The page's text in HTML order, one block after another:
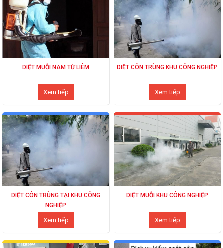
DIỆT MUỖI NAM TỪ LIÊM
Xem tiếp
DIỆT CÔN TRÙNG KHU CÔNG NGHIỆP
Xem tiếp
DIỆT CÔN TRÙNG TẠI KHU CÔNG
NGHIỆP
Xem tiếp
DIỆT MUỖI KHU CÔNG NGHIỆP
Xem tiếp